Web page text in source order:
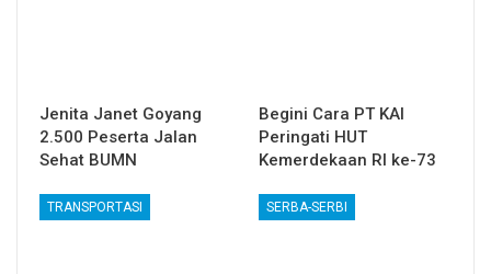
Jenita Janet Goyang
2.500 Peserta Jalan
Sehat BUMN
Begini Cara PT KAI
Peringati HUT
Kemerdekaan RI ke-73
TRANSPORTASI SERBA-SERBI